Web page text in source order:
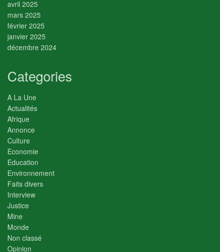
avril 2025
mars 2025
février 2025
janvier 2025
décembre 2024
Categories
A La Une
Actualités
Afrique
Annonce
Culture
Economie
Education
Environnement
Faits divers
Interview
Justice
Mine
Monde
Non classé
Opinion